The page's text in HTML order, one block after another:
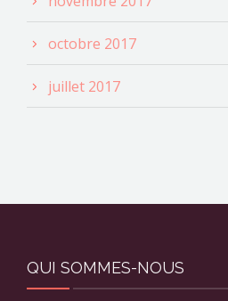
octobre 2017
juillet 2017
QUI SOMMES-NOUS